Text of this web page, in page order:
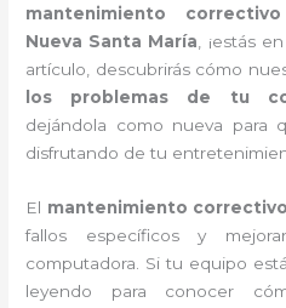
mantenimiento
Nueva Santa María, ¡estás
artículo, descubrirás cómo
los problemas de tu
dejándola como nueva para
disfrutando de tu
El mantenimiento correctivo
fallos específicos y
computadora. Si tu equipo
leyendo para conocer